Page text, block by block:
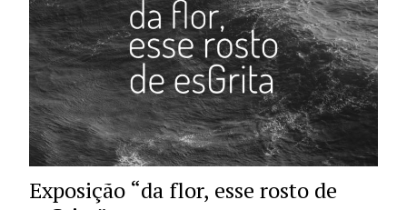
Exposição “da flor, esse rosto de